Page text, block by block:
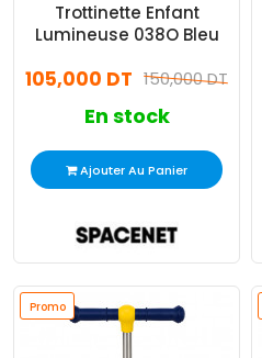
Trottinette Enfant
Lumineuse 038O Bleu
150,000 DT
105,000 DT
En stock
Ajouter Au Panier
Promo